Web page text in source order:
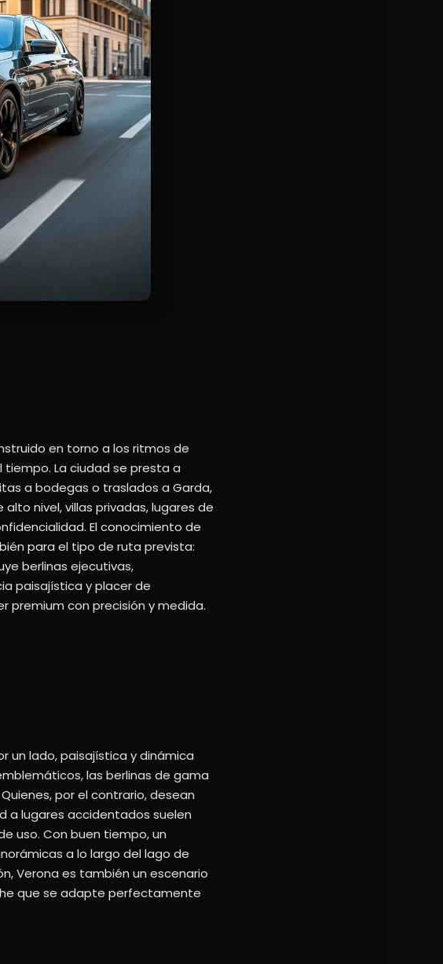
en torno a los ritmos de
La ciudad se presta a
a bodegas o traslados a Garda,
nivel, villas privadas, lugares de
El conocimiento de
para el tipo de ruta prevista:
berlinas ejecutivas,
paisajística y placer de
premium con precisión y medida.
un lado, paisajística y dinámica
las berlinas de gama
por el contrario, desean
a lugares accidentados suelen
uso. Con buen tiempo, un
a lo largo del lago de
Verona es también un escenario
que se adapte perfectamente